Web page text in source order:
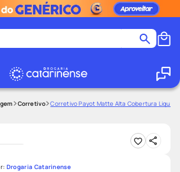
Corretivo Corretivo Payot Matte Alta Cobertura Liquido
Drogaria Catarinense